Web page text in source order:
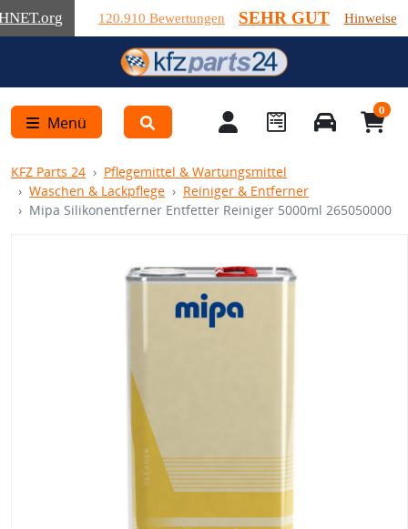
.org 120.910 Bewertungen SEHR GUT Hinweise
Menü
0
KFZ Parts 24
Pflegemittel & Wartungsmittel
Waschen & Lackpflege
Reiniger & Entferner
Mipa Silikonentferner Entfetter Reiniger 5000ml 265050000